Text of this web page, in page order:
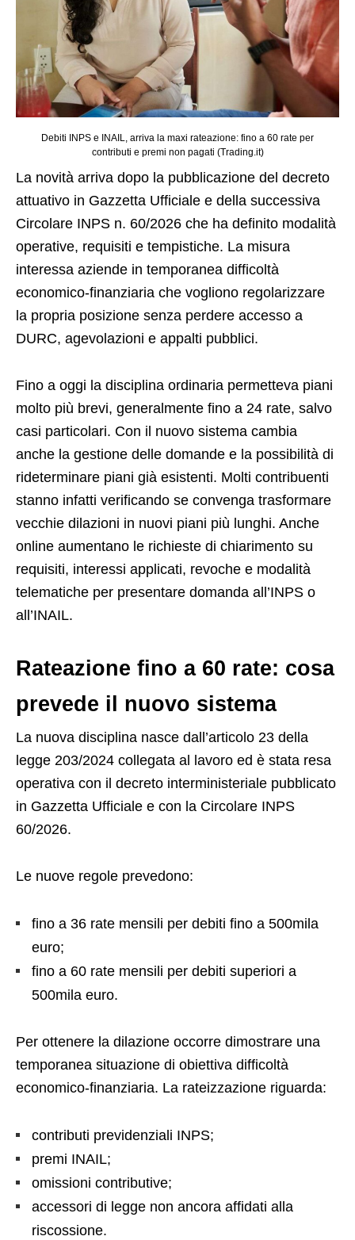
Debiti INPS e INAIL, arriva la maxi rateazione: fino a 60 rate per
contributi e premi non pagati (Trading.it)
La novità arriva dopo la pubblicazione del decreto
attuativo in Gazzetta Ufficiale e della successiva
Circolare INPS n. 60/2026 che ha definito modalità
operative, requisiti e tempistiche. La misura
interessa aziende in temporanea difficoltà
economico-finanziaria che vogliono regolarizzare
la propria posizione senza perdere accesso a
DURC, agevolazioni e appalti pubblici.
Fino a oggi la disciplina ordinaria permetteva piani
molto più brevi, generalmente fino a 24 rate, salvo
casi particolari. Con il nuovo sistema cambia
anche la gestione delle domande e la possibilità di
rideterminare piani già esistenti. Molti contribuenti
stanno infatti verificando se convenga trasformare
vecchie dilazioni in nuovi piani più lunghi. Anche
online aumentano le richieste di chiarimento su
requisiti, interessi applicati, revoche e modalità
telematiche per presentare domanda all’INPS o
all’INAIL.
Rateazione fino a 60 rate: cosa
prevede il nuovo sistema
La nuova disciplina nasce dall’articolo 23 della
legge 203/2024 collegata al lavoro ed è stata resa
operativa con il decreto interministeriale pubblicato
in Gazzetta Ufficiale e con la Circolare INPS
60/2026.
Le nuove regole prevedono:
fino a 36 rate mensili per debiti fino a 500mila
euro;
fino a 60 rate mensili per debiti superiori a
500mila euro.
Per ottenere la dilazione occorre dimostrare una
temporanea situazione di obiettiva difficoltà
economico-finanziaria. La rateizzazione riguarda:
contributi previdenziali INPS;
premi INAIL;
omissioni contributive;
accessori di legge non ancora affidati alla
riscossione.